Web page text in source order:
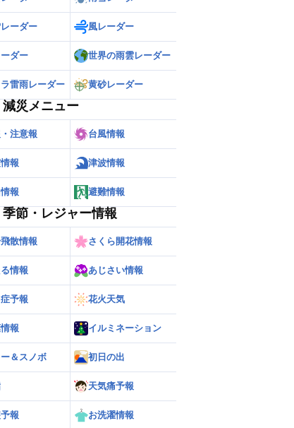
世界の雨雲レーダー
ーダー 風レーダー
ダー 世界の雨雲レーダー
雷雨レーダー 黄砂レーダー
減災メニュー
注意報 台風情報
報 津波情報
報 避難情報
季節・レジャー情報
散情報 さくら開花情報
情報 あじさい情報
予報 花火天気
報 イルミネーション
＆スノボ 初日の出
天気痛予報
報 お洗濯情報